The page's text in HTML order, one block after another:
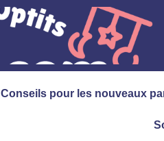
Conseils pour les nouveaux